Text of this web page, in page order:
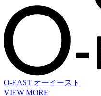
O-EAST オーイースト
VIEW MORE